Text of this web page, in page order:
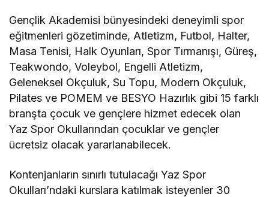
Gençlik Akademisi bünyesindeki deneyimli spor
eğitmenleri gözetiminde, Atletizm, Futbol, Halter,
Masa Tenisi, Halk Oyunları, Spor Tırmanışı, Güreş,
Teakwondo, Voleybol, Engelli Atletizm,
Geleneksel Okçuluk, Su Topu, Modern Okçuluk,
Pilates ve POMEM ve BESYO Hazırlık gibi 15 farklı
branşta çocuk ve gençlere hizmet edecek olan
Yaz Spor Okullarından çocuklar ve gençler
ücretsiz olacak yararlanabilecek.
Kontenjanların sınırlı tutulacağı Yaz Spor
Okulları’ndaki kurslara katılmak isteyenler 30